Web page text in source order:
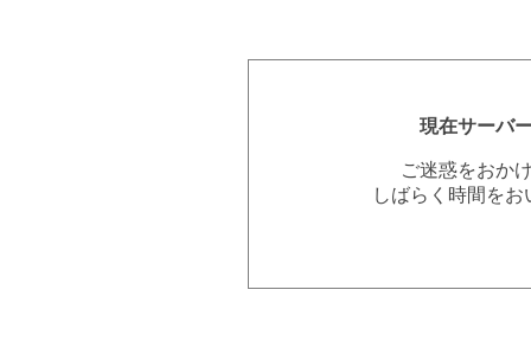
現在サーバ
ご迷惑をおか
しばらく時間を